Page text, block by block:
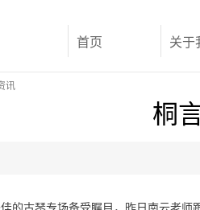
首页 关于
讯
桐
的古琴专场备受瞩目， 昨日南云老师